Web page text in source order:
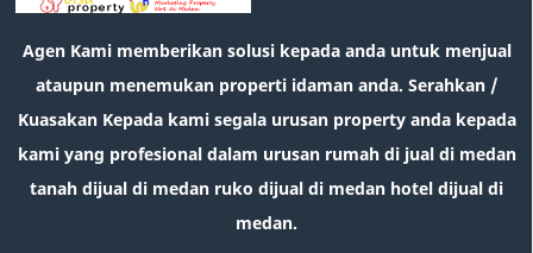
Agen Kami memberikan solusi kepada anda untuk menjual
ataupun menemukan properti idaman anda. Serahkan /
Kuasakan Kepada kami segala urusan property anda kepada
kami yang profesional dalam urusan rumah di jual di medan
tanah dijual di medan ruko dijual di medan hotel dijual di
medan.